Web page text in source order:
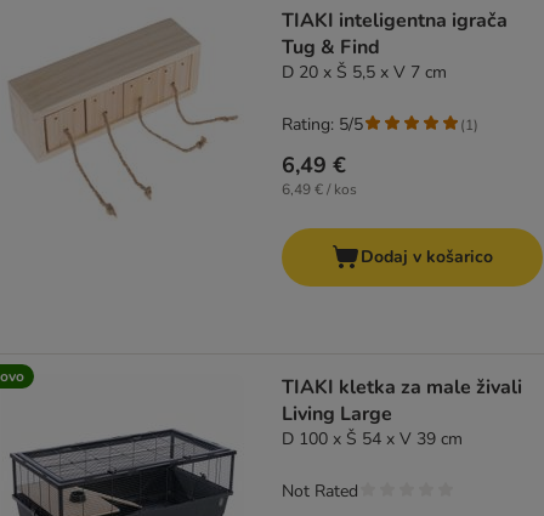
TIAKI inteligentna igrača
Tug & Find
D 20 x Š 5,5 x V 7 cm
6,49 €
6,49 € / kos
Rating: 5/5 (1)
Dodaj v košarico
TIAKI kletka za male živali
Living Large
D 100 x Š 54 x V 39 cm
Not Rated